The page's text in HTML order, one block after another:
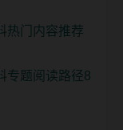
热门内容推荐
专题阅读路径8